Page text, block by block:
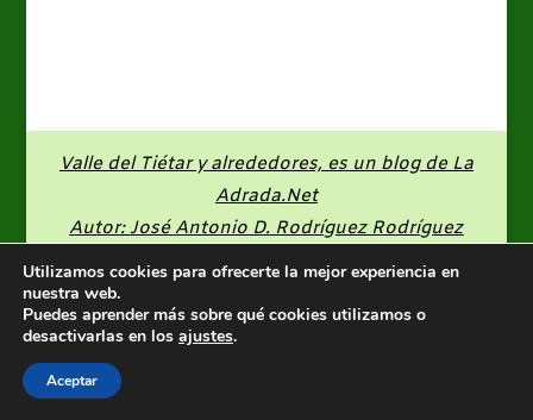
Valle del Tiétar y alrededores, es un blog de La
Adrada.Net
Autor: José Antonio D. Rodríguez Rodríguez
Utilizamos cookies para ofrecerte la mejor experiencia en
nuestra web.
Puedes aprender más sobre qué cookies utilizamos o
desactivarlas en los ajustes.
Aceptar